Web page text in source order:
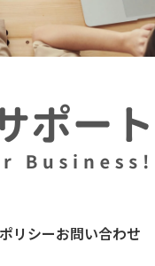
リシーお問い合わせ